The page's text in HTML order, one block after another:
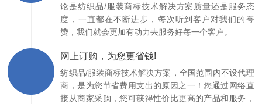
论是纺织品/服装商标技术解决方案质量还是服务态
度，一直都在不断进步，每次听到客户对我们的夸
赞，我们就会更加有动力去服务好每一个客户。
网上订购，为您更省钱!
纺织品/服装商标技术解决方案，全国范围内不设代理
商，是为您节省费用支出的原因之一！您通过网络直
接从商家采购，您可获得性价比更高的产品和服务，